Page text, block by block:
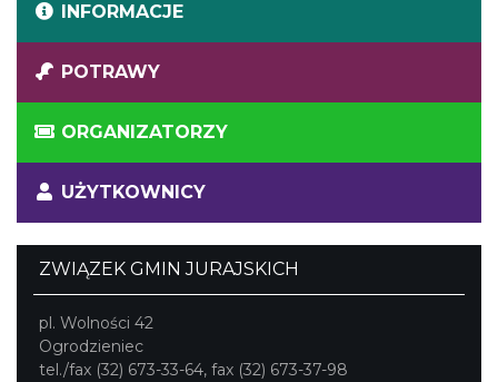
INFORMACJE
POTRAWY
ORGANIZATORZY
UŻYTKOWNICY
ZWIĄZEK GMIN JURAJSKICH
pl. Wolności 42
Ogrodzieniec
tel./fax (32) 673-33-64, fax (32) 673-37-98